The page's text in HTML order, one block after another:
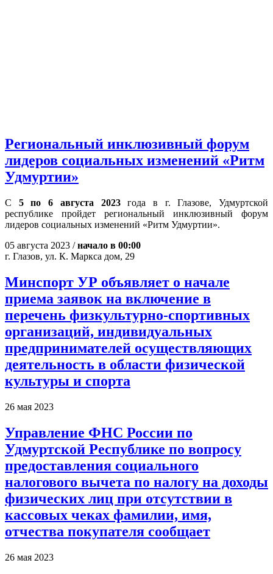
Региональный инклюзивный форум
лидеров социальных изменений «Ритм
Удмуртии»
С 5 по 6 августа 2023года в г. Глазове, Удмуртской
республике пройдет региональный инклюзивный форум
лидеров социальных изменений «Ритм Удмуртии».
05 августа 2023 /начало в 00:00
г. Глазов, ул. К. Маркса дом, 29
Минспорт УР объявляет о начале
приема заявок на включение в
перечень физкультурно-спортивных
организаций, индивидуальных
предпринимателей осуществляющих
деятельность в области физической
культуры и спорта
26 мая 2023
Управление ФНС России по
Удмуртской Республике по вопросу
предоставления социального
налогового вычета по налогу на доходы
физических лиц при отсутствии в
кассовых чеках фамилии, имя,
отчества покупателя сообщает
26 мая 2023